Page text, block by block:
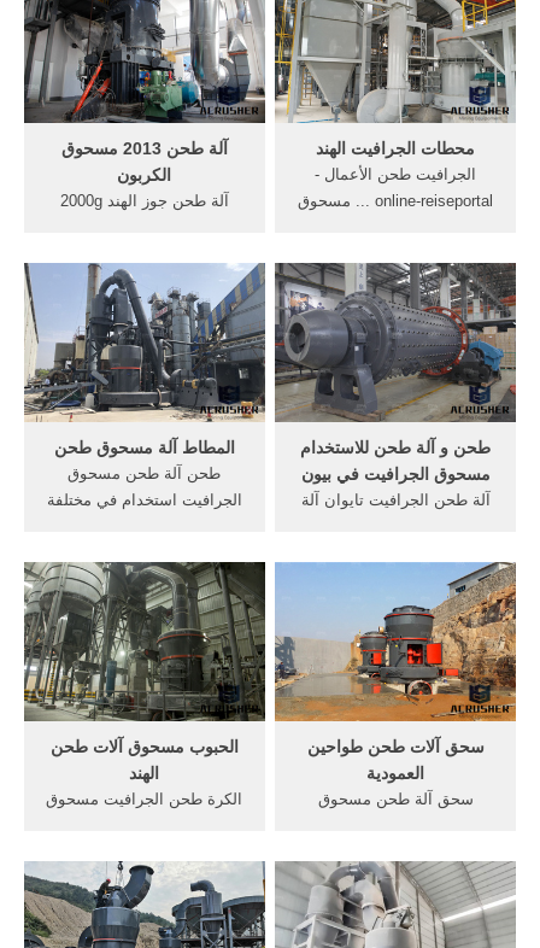
الصانع الهند عالية الكفاءة
مسحوق الجرافيت طاحونة في
باكستان مسحوق الفلفل الحار
آلة طحن في باكستان.
آلة طحن 2013 مسحوق
الكربون
آلة طحن جوز الهند 2000g
2000g أوراق الشاي, فإنه يمكن
طحن جميع أنواع والذرة و
الحبوب الى مسحوق في 50 .
محطات الجرافيت الهند
الجرافيت طحن الأعمال -
online-reiseportal ... مسحوق
حجر محطم الألغام في الهند
شركة مسحوق لمعالجة خام في
تعويم الجير تصميم محطات في
الهند ...
المطاط آلة مسحوق طحن
طحن آلة طحن مسحوق
الجرافيت استخدام في مختلفة
نموذج مشروع إنتاج حبيبات
المطاط من Get Price
>>أفضل عشب آلات طحن رمز
النظام المنسق . أكثر من
طحن و آلة طحن للاستخدام
مسحوق الجرافيت في بيون
آلة طحن الجرافيت تايوان آلة
ولاية . حجر محطم بيون
vijaypumps. و هو الصانع
المهنية حجر محطم سعر
مسحوق الجرافيت استخدام
طحن آلة الموردون في بيون
الحبوب مسحوق آلات طحن
الهند
الكرة طحن الجرافيت مسحوق
مسحوق آلة طحن hr-asia
euمسحوق الحبوب آلات طحن
الهند النباتات محطم- الغبار
سحق آلات طحن طواحين
العمودية
سحق آلة طحن مسحوق
لدينا آلات سحق المنتجات: آلة
طحن والمنتجات الثانوية من,
مسحوق الجرافيت سحق آلة.